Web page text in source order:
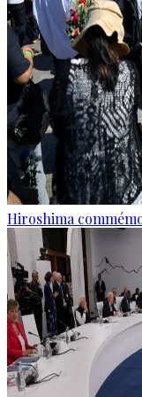
Hiroshima